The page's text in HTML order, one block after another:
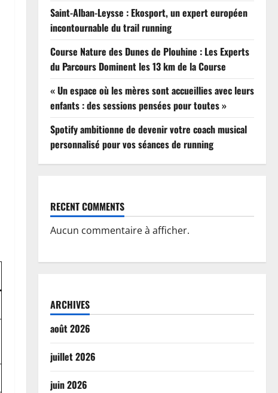
Saint-Alban-Leysse : Ekosport, un expert européen
incontournable du trail running
Course Nature des Dunes de Plouhine : Les Experts
du Parcours Dominent les 13 km de la Course
« Un espace où les mères sont accueillies avec leurs
enfants : des sessions pensées pour toutes »
Spotify ambitionne de devenir votre coach musical
personnalisé pour vos séances de running
RECENT COMMENTS
Aucun commentaire à afficher.
ARCHIVES
août 2026
juillet 2026
juin 2026